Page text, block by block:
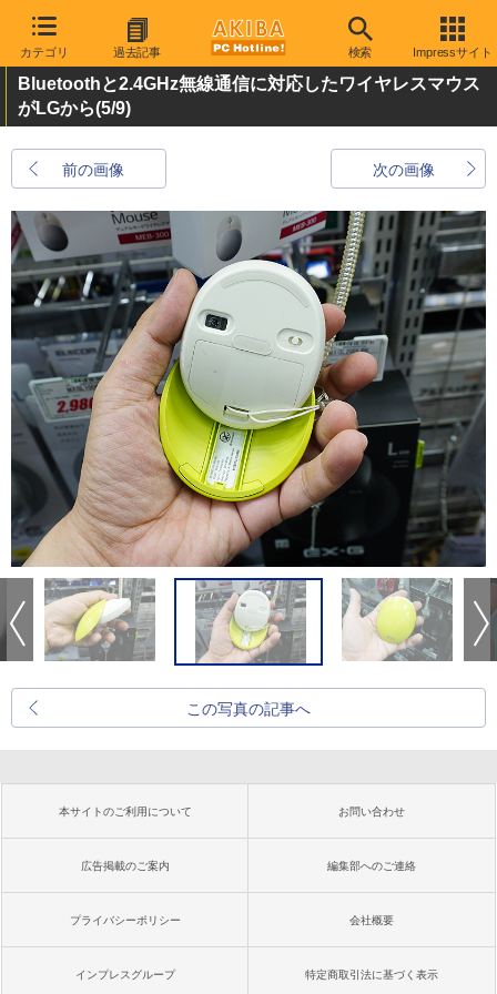
カテゴリ 過去記事 検索 Impressサイト
Bluetoothと2.4GHz無線通信に対応したワイヤレスマウス
がLGから(5/9)
前の画像 次の画像
この写真の記事へ
本サイトのご利用について お問い合わせ
広告掲載のご案内 編集部へのご連絡
プライバシーポリシー 会社概要
インプレスグループ 特定商取引法に基づく表示